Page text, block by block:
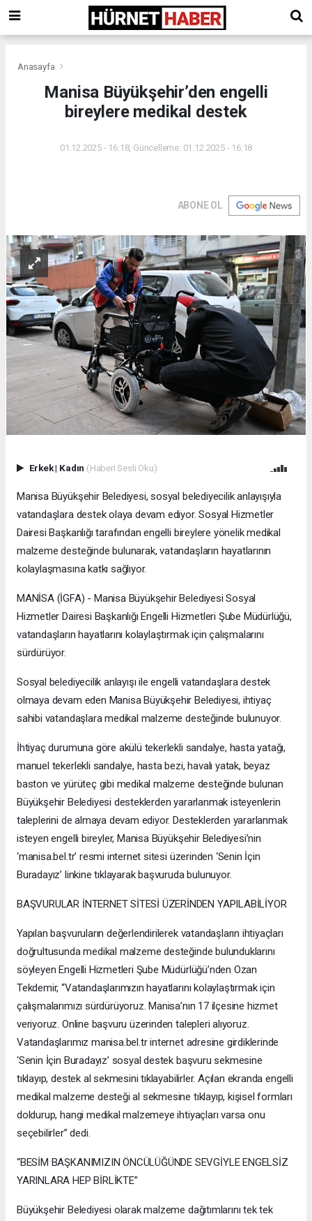
Anasayfa
Manisa Büyükşehir’den engelli
bireylere medikal destek
01.12.2025 - 16:18, Güncelleme: 01.12.2025 - 16:18
ABONE OL
Erkek| Kadın (Haberi Sesli Oku)
Manisa Büyükşehir Belediyesi, sosyal belediyecilik anlayışıyla
vatandaşlara destek olaya devam ediyor. Sosyal Hizmetler
Dairesi Başkanlığı tarafından engelli bireylere yönelik medikal
malzeme desteğinde bulunarak, vatandaşların hayatlarının
kolaylaşmasına katkı sağlıyor.
MANİSA (İGFA) - Manisa Büyükşehir Belediyesi Sosyal
Hizmetler Dairesi Başkanlığı Engelli Hizmetleri Şube Müdürlüğü,
vatandaşların hayatlarını kolaylaştırmak için çalışmalarını
sürdürüyor.
Sosyal belediyecilik anlayışı ile engelli vatandaşlara destek
olmaya devam eden Manisa Büyükşehir Belediyesi, ihtiyaç
sahibi vatandaşlara medikal malzeme desteğinde bulunuyor.
İhtiyaç durumuna göre akülü tekerlekli sandalye, hasta yatağı,
manuel tekerlekli sandalye, hasta bezi, havalı yatak, beyaz
baston ve yürüteç gibi medikal malzeme desteğinde bulunan
Büyükşehir Belediyesi desteklerden yararlanmak isteyenlerin
taleplerini de almaya devam ediyor. Desteklerden yararlanmak
isteyen engelli bireyler, Manisa Büyükşehir Belediyesi’nin
‘manisa.bel.tr’ resmi internet sitesi üzerinden ‘Senin İçin
Buradayız’ linkine tıklayarak başvuruda bulunuyor.
BAŞVURULAR İNTERNET SİTESİ ÜZERİNDEN YAPILABİLİYOR
Yapılan başvuruların değerlendirilerek vatandaşların ihtiyaçları
doğrultusunda medikal malzeme desteğinde bulunduklarını
söyleyen Engelli Hizmetleri Şube Müdürlüğü’nden Ozan
Tekdemir, “Vatandaşlarımızın hayatlarını kolaylaştırmak için
çalışmalarımızı sürdürüyoruz. Manisa’nın 17 ilçesine hizmet
veriyoruz. Online başvuru üzerinden talepleri alıyoruz.
Vatandaşlarımız manisa.bel.tr internet adresine girdiklerinde
‘Senin İçin Buradayız’ sosyal destek başvuru sekmesine
tıklayıp, destek al sekmesini tıklayabilirler. Açılan ekranda engelli
medikal malzeme desteği al sekmesine tıklayıp, kişisel formları
doldurup, hangi medikal malzemeye ihtiyaçları varsa onu
seçebilirler” dedi.
“BESİM BAŞKANIMIZIN ÖNCÜLÜĞÜNDE SEVGİYLE ENGELSİZ
YARINLARA HEP BİRLİKTE”
Büyükşehir Belediyesi olarak malzeme dağıtımlarını tek tek